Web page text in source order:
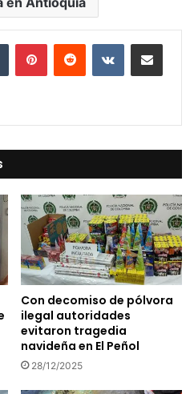
Tumblr PinterestReddit VKontakteCompartir vía Mail
Con decomiso de pólvora
ilegal autoridades
evitaron tragedia
navideña en El Peñol
28/12/2025